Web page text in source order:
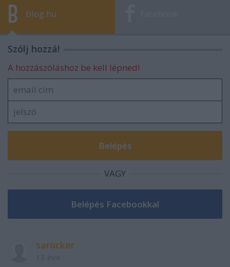
blog.hu
Szólj hozzá!
A hozzászóláshoz be kell lépned!
VAGY
sarocker